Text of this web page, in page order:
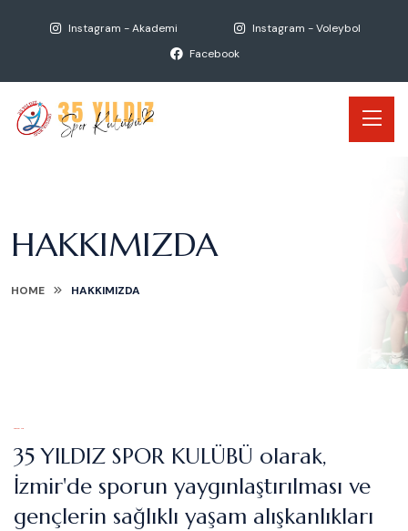
Instagram - Akademi
Instagram - Voleybol
Facebook
HAKKIMIZDA
HOME HAKKIMIZDA
WELCOME
35 YILDIZ SPOR KULÜBÜ olarak,
İzmir'de sporun yaygınlaştırılması ve
gençlerin sağlıklı yaşam alışkanlıkları